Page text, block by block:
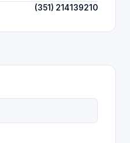
(351) 214139210